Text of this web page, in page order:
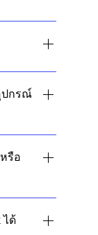
การท่องเว็บ
ง
ณ ช่วยให้
ออนไลน์
ปกรณ์
ปกรณ์หลาย
งหมดของ
รือ
างไรก็ตาม
งถิ่นก่อนใช้
ได้